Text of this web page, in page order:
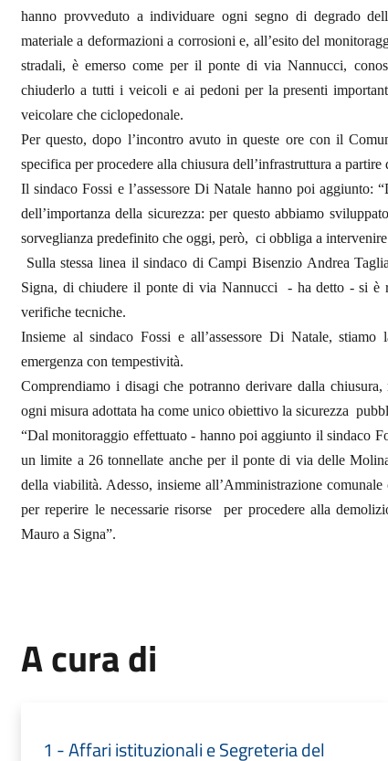
hanno provveduto a individuare ogni segno di degrado
materiale a deformazioni a corrosioni e, all’esito del
stradali, è emerso come per il ponte di via Nannucci,
chiuderlo a tutti i veicoli e ai pedoni per la presenti
veicolare che ciclopedonale.
Per questo, dopo l’incontro avuto in queste ore con il
specifica per procedere alla chiusura dell’infrastruttura a partire
Il sindaco Fossi e l’assessore Di Natale hanno poi aggiunto:
dell’importanza della sicurezza: per questo abbiamo
sorveglianza predefinito che oggi, però, ci obbliga a
Sulla stessa linea il sindaco di Campi Bisenzio Andrea
Signa, di chiudere il ponte di via Nannucci - ha detto - si è
verifiche tecniche.
Insieme al sindaco Fossi e all’assessore Di Natale,
emergenza con tempestività.
Comprendiamo i disagi che potranno derivare dalla
ogni misura adottata ha come unico obiettivo la sicurezza
“Dal monitoraggio effettuato - hanno poi aggiunto il sindaco
un limite a 26 tonnellate anche per il ponte di via delle
della viabilità. Adesso, insieme all’Amministrazione
per reperire le necessarie risorse per procedere alla
Mauro a Signa”.
A cura di
1 - Affari istituzionali e Segreteria del